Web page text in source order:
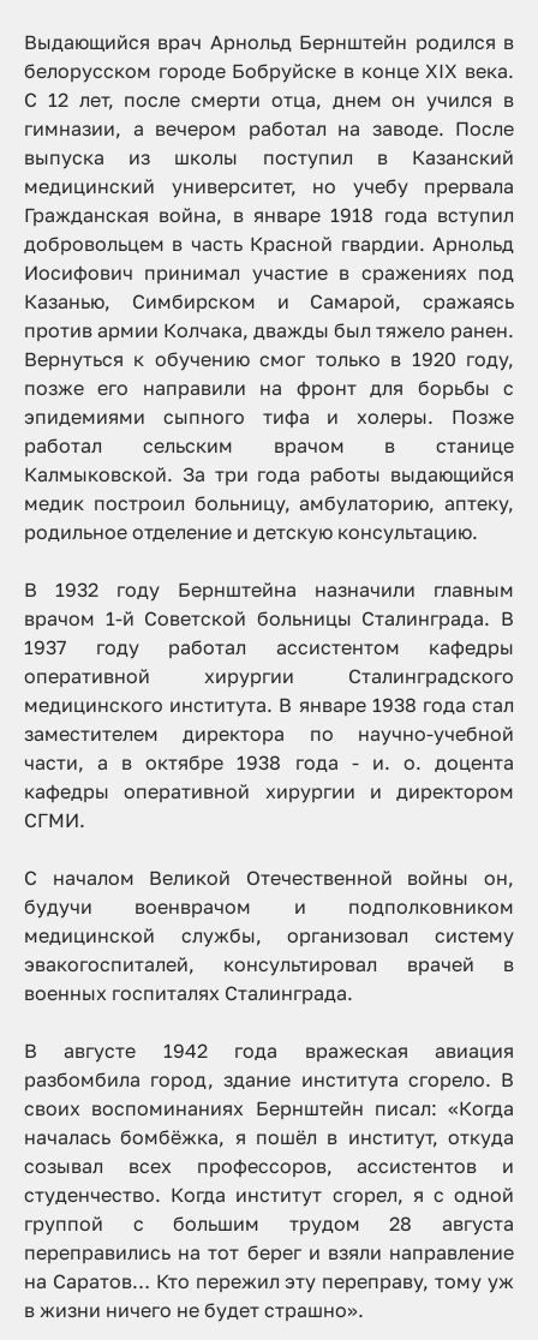
Выдающийся врач Арнольд Бернштейн родился в
белорусском городе Бобруйске в конце XIX века.
C 12 лет, после смерти отца, днем он учился в
гимназии, а вечером работал на заводе. После
выпуска из школы поступил в Казанский
медицинский университет, но учебу прервала
Гражданская война, в январе 1918 года вступил
добровольцем в часть Красной гвардии. Арнольд
Иосифович принимал участие в сражениях под
Казанью, Симбирском и Самарой, сражаясь
против армии Колчака, дважды был тяжело ранен.
Вернуться к обучению смог только в 1920 году,
позже его направили на фронт для борьбы с
эпидемиями сыпного тифа и холеры. Позже
работал сельским врачом в станице
Калмыковской. За три года работы выдающийся
медик построил больницу, амбулаторию, аптеку,
родильное отделение и детскую консультацию.
В 1932 году Бернштейна назначили главным
врачом 1-й Советской больницы Сталинграда. В
1937 году работал ассистентом кафедры
оперативной хирургии Сталинградского
медицинского института. В январе 1938 года стал
заместителем директора по научно-учебной
части, а в октябре 1938 года - и. о. доцента
кафедры оперативной хирургии и директором
СГМИ.
С началом Великой Отечественной войны он,
будучи военврачом и подполковником
медицинской службы, организовал систему
эвакогоспиталей, консультировал врачей в
военных госпиталях Сталинграда.
В августе 1942 года вражеская авиация
разбомбила город, здание института сгорело. В
своих воспоминаниях Бернштейн писал: «Когда
началась бомбёжка, я пошёл в институт, откуда
созывал всех профессоров, ассистентов и
студенчество. Когда институт сгорел, я с одной
группой с большим трудом 28 августа
переправились на тот берег и взяли направление
на Саратов… Кто пережил эту переправу, тому уж
в жизни ничего не будет страшно».